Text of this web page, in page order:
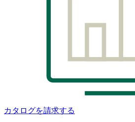
カタログを請求する